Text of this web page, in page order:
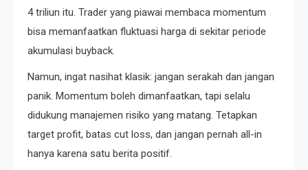
4 triliun itu. Trader yang piawai membaca momentum
bisa memanfaatkan fluktuasi harga di sekitar periode
akumulasi buyback.
Namun, ingat nasihat klasik: jangan serakah dan jangan
panik. Momentum boleh dimanfaatkan, tapi selalu
didukung manajemen risiko yang matang. Tetapkan
target profit, batas cut loss, dan jangan pernah all-in
hanya karena satu berita positif.